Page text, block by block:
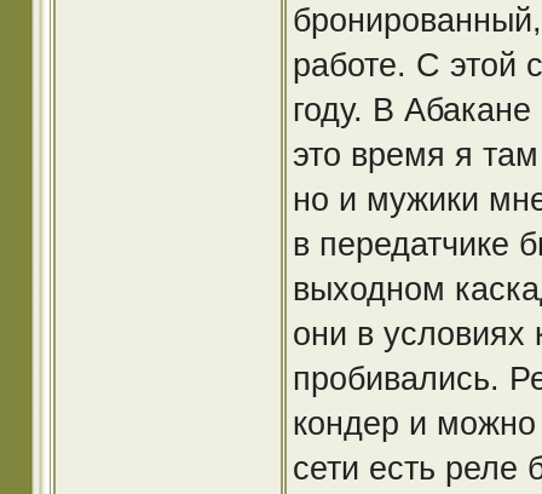
работе. С этой
году. В
это время я
но и мужики
в передатчике
выходном
они в условиях
пробивались.
кондер и
сети есть реле